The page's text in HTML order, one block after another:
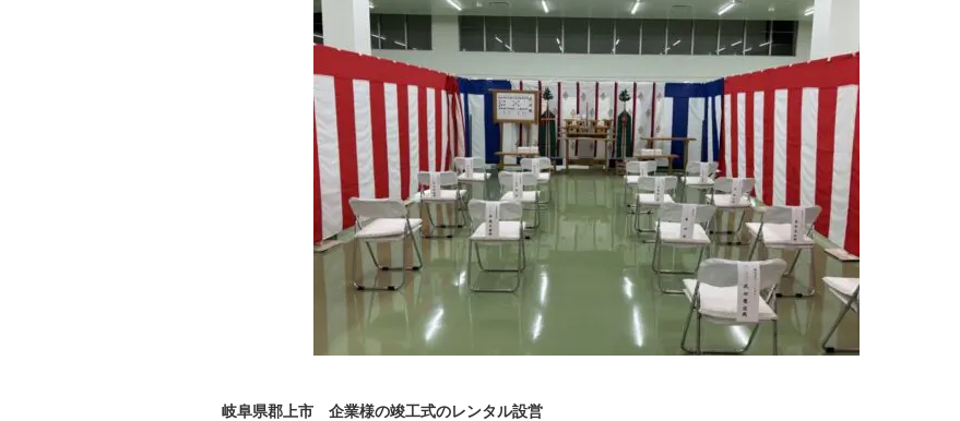
岐阜県郡上市 企業様の竣工式のレンタル設営